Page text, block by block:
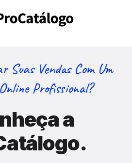
Suas Vendas Com Um
Profissional?
a